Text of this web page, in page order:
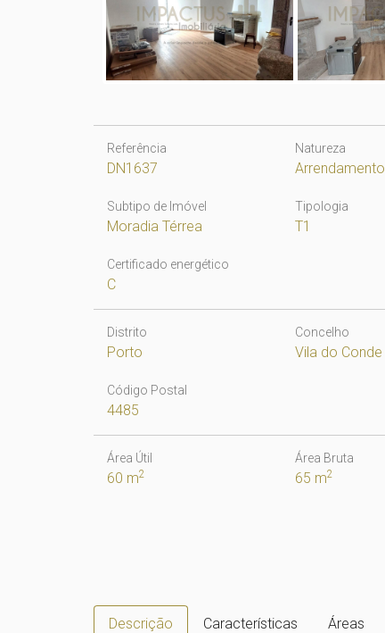
Referência
DN1637
Natureza
Arrendamento
Subtipo de Imóvel
Moradia Térrea
Tipologia
T1
Certificado energético
C
Distrito
Porto
Concelho
Vila do Conde
Código Postal
4485
Área Útil
60 m2
Área Bruta
65 m2
Descrição Características Áreas